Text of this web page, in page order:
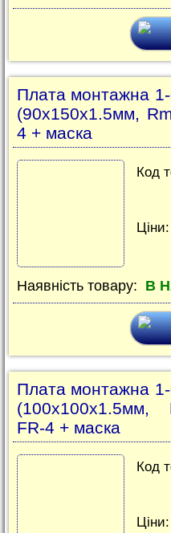
Плата монтажна
(90x150x1.5мм,
4 + маска
Код
Ціни:
Наявність товару: В
Плата монтажна
(100x100x1.5мм,
FR-4 + маска
Код
Ціни: